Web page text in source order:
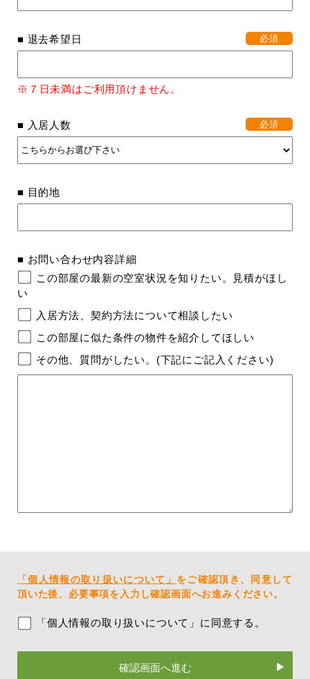
■ 退去希望日 必須
※７日未満はご利用頂けません。
■ 入居人数 必須
■ 目的地
■ お問い合わせ内容詳細
この部屋の最新の空室状況を知りたい。見積がほし
い
入居方法、契約方法について相談したい
この部屋に似た条件の物件を紹介してほしい
その他、質問がしたい。(下記にご記入ください)
「個人情報の取り扱いについて」 をご確認頂き、同意して
頂いた後、必要事項を入力し確認画面へお進みください。
「個人情報の取り扱いについて」に同意する。
確認画面へ進む